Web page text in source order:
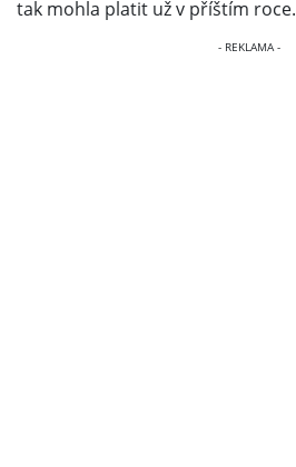
tak mohla platit už v příštím roce.